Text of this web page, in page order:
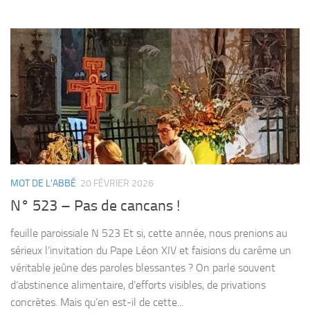
MOT DE L'ABBÉ 20 FÉVRIER 2026
N° 523 – Pas de cancans !
feuille paroissiale N 523 Et si, cette année, nous prenions au
sérieux l’invitation du Pape Léon XIV et faisions du carême un
véritable jeûne des paroles blessantes ? On parle souvent
d’abstinence alimentaire, d’efforts visibles, de privations
concrètes. Mais qu’en est-il de cette...